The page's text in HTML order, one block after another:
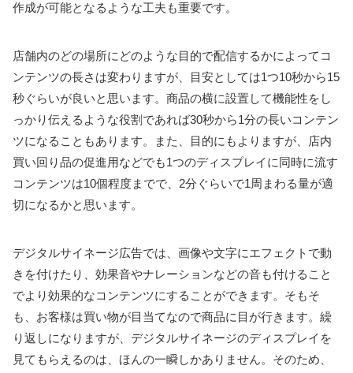
作成が可能となるような工夫も重要です。
店舗内のどの場所にどのような目的で配信するかによってコ
ンテンツの長さは変わりますが、目安としては1つ10秒から15
秒ぐらいが良いと思います。商品の横に設置して機能性をし
っかり伝えるような役割であれば30秒から1分の長いコンテン
ツになることもあります。また、目的にもよりますが、店内
買い回り品の促進用などでも1つのディスプレイに同時に流す
コンテンツは10個程度までで、2分ぐらいで1周まわる量が適
切になるかと思います。
デジタルサイネージ広告では、画像や文字にエフェクトで動
きを付けたり、効果音やナレーションなどの音も付けること
でより効果的なコンテンツにすることができます。そもそ
も、お客様は買い物が目当てなので商品に目が行きます。繰
り返しになりますが、デジタルサイネージのディスプレイを
見てもらえるのは、ほんの一瞬しかありません。そのため、